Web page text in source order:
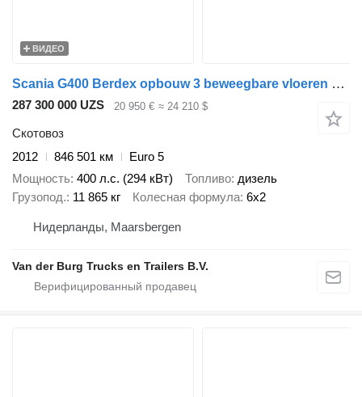
ВИДЕО
Scania G400 Berdex opbouw 3 beweegbare vloeren 6 x 2 Retarder
287 300 000 UZS 20 950 € ≈ 24 210 $
Скотовоз
2012
846 501 км
Euro 5
Мощность 400 л.с. (294 кВт) Топливо дизель
Грузопод. 11 865 кг Колесная формула 6x2
Нидерланды, Maarsbergen
Van der Burg Trucks en Trailers B.V.